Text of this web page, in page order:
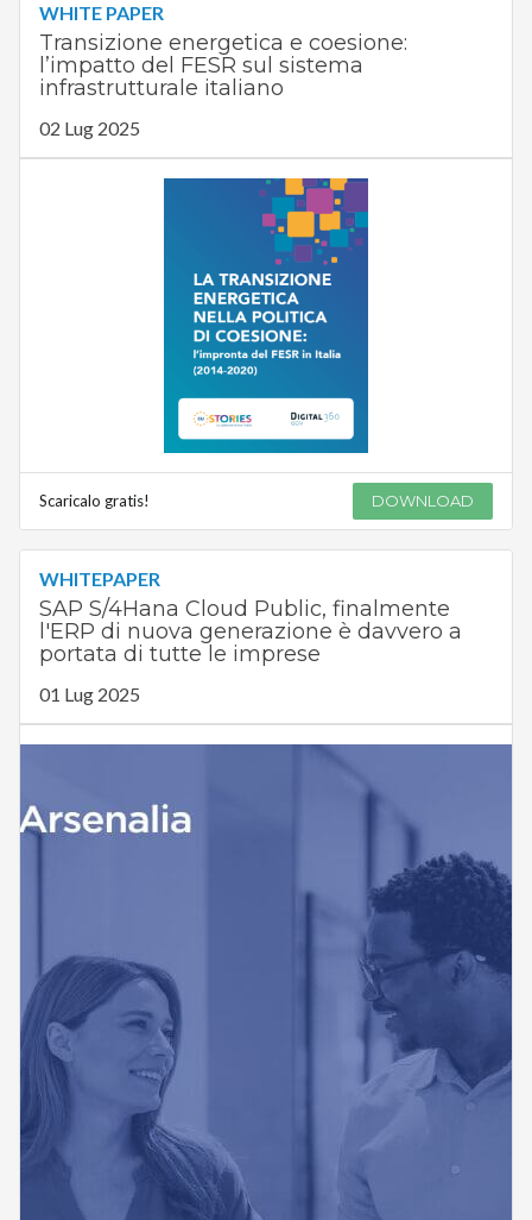
WHITE PAPER
Transizione energetica e coesione:
l’impatto del FESR sul sistema
infrastrutturale italiano
02 Lug 2025
Scaricalo gratis! DOWNLOAD
WHITEPAPER
SAP S/4Hana Cloud Public, finalmente
l'ERP di nuova generazione è davvero a
portata di tutte le imprese
01 Lug 2025